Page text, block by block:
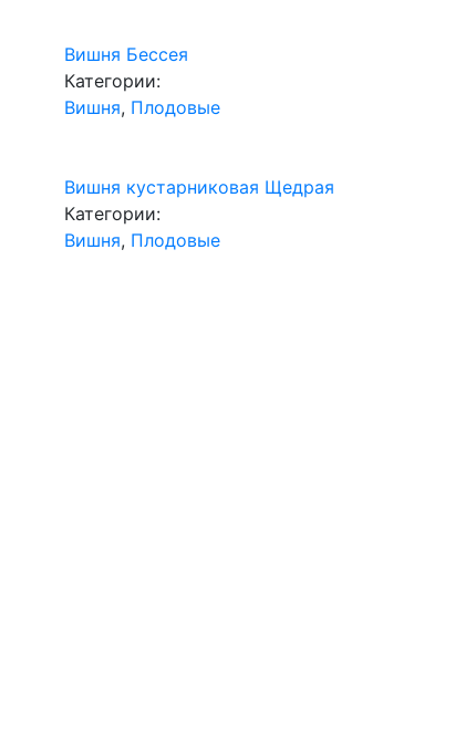
Вишня Бессея
Категории:
Вишня, Плодовые
Вишня кустарниковая Щедрая
Категории:
Вишня, Плодовые